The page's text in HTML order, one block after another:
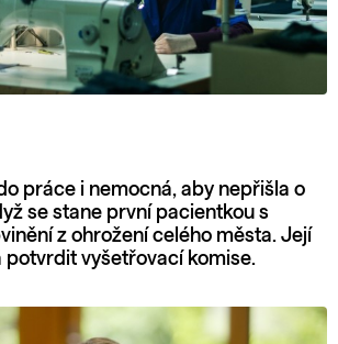
práce i nemocná, aby nepřišla o
se stane první pacientkou s
z ohrožení celého města. Její
potvrdit vyšetřovací komise.